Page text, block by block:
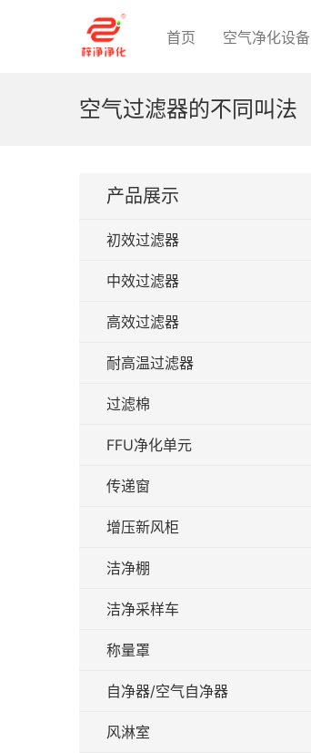
首页 空气净化设备
空气过滤器的不同叫法
产品展示
初效过滤器
中效过滤器
高效过滤器
耐高温过滤器
过滤棉
FFU净化单元
传递窗
增压新风柜
洁净棚
洁净采样车
称量罩
自净器/空气自净器
风淋室